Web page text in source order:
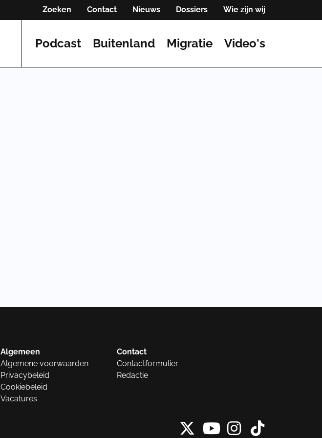
Zoeken Contact Nieuws Dossiers Wie zijn wij
Podcast Buitenland Migratie Video's
Algemeen
Algemene voorwaarden
Privacybeleid
Cookiebeleid
Vacatures
Contact
Contactformulier
Redactie
X vanInstagram
Tiktok